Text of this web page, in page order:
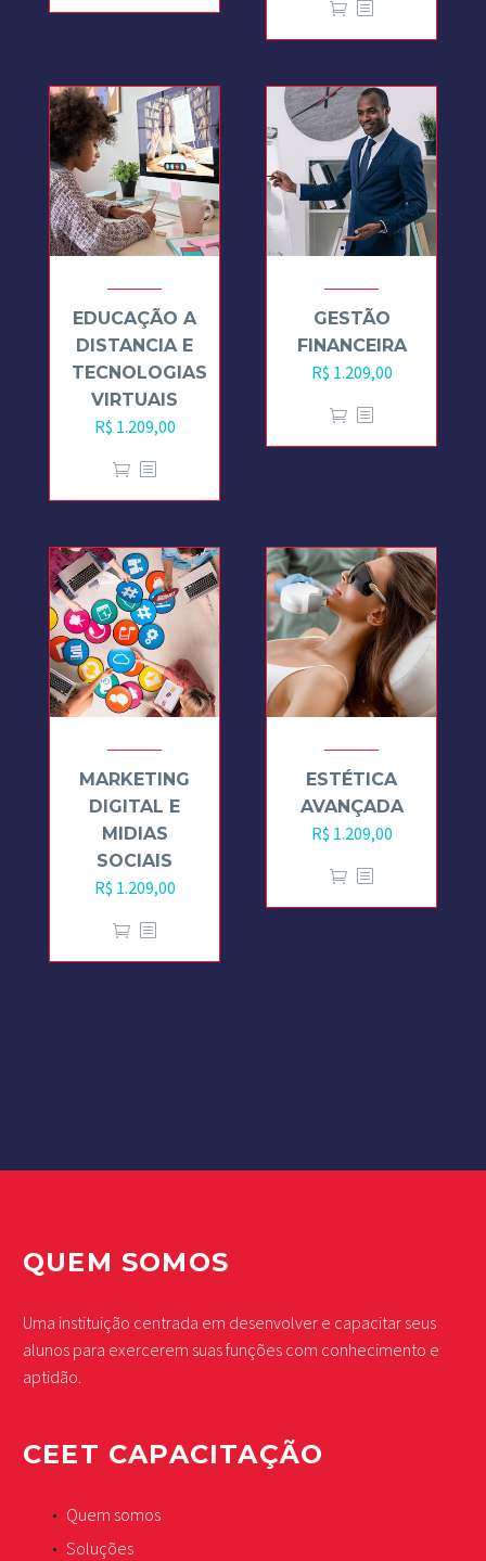
EDUCAÇÃO A
DISTANCIA E
TECNOLOGIAS
VIRTUAIS
R$ 1.209,00
GESTÃO
FINANCEIRA
R$ 1.209,00
MARKETING
DIGITAL E
MIDIAS
SOCIAIS
R$ 1.209,00
ESTÉTICA
AVANÇADA
R$ 1.209,00
QUEM SOMOS
Uma instituição centrada em desenvolver e capacitar seus
alunos para exercerem suas funções com conhecimento e
aptidão.
CEET CAPACITAÇÃO
Quem somos
Soluções